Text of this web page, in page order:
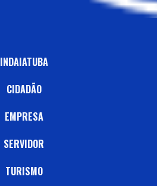
INDAIATUBA
CIDADÃO
EMPRESA
SERVIDOR
TURISMO